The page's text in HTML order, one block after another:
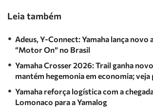
Leia também
Adeus, Y-Connect: Yamaha lança novo
“Motor On” no Brasil
Yamaha Crosser 2026: Trail ganha
mantém hegemonia em economia; veja
Yamaha reforça logística com a
Lomonaco para a Yamalog